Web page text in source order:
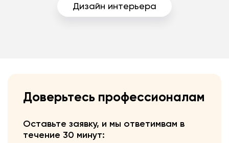
Дизайн интерьера
Доверьтесь профессионалам
Оставьте заявку, и мы ответимвам в
течение 30 минут: